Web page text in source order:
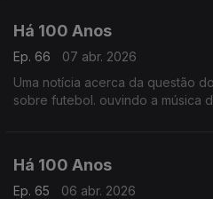
Há 100 Anos
Ep. 66
07 abr. 2026
Uma notícia acerca da questão
sobre futebol. ouvindo a música
Há 100 Anos
Ep. 65
06 abr. 2026